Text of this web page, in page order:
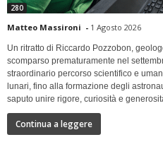
280
Matteo Massironi - 1 Agosto 2026
Un ritratto di Riccardo Pozzobon,
scomparso prematuramente nel
straordinario percorso scientifico e
lunari, fino alla formazione degli
saputo unire rigore, curiosità e
Continua a leggere